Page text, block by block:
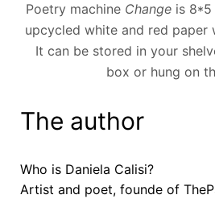
Poetry machine Changeis 8*5
upcycled white and red paper
It can be stored in your
box or hung on
The author
Who is Daniela Calisi?
Artist and poet, founde of